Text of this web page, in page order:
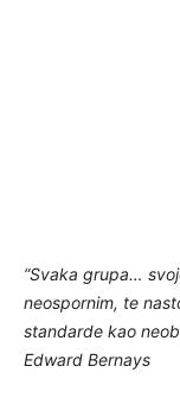
“Svaka grupa…
neospornim, te
standarde kao
Edward Bernays